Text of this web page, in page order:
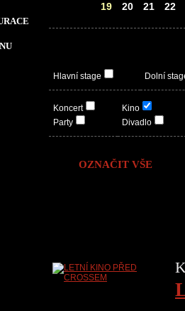
19 20 21 22
Hlavní stage Dolní
Koncert
Party
Kino
Divadlo
OZNAČIT VŠE